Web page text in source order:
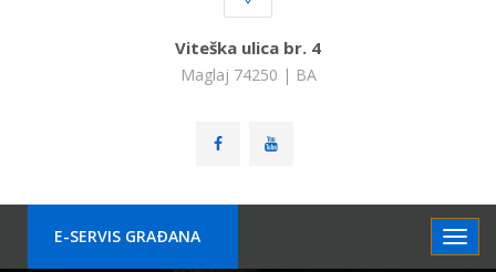
Viteška ulica br. 4
Maglaj 74250 | BA
E-SERVIS GRAÐANA